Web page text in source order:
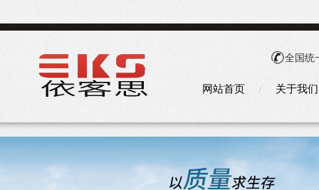
全国统
网站首页 关于我们